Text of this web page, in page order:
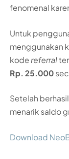
fenomenal
Untuk
menggunakan
kodereferral
Rp. 25.000
Setelah
menarik saldo
Download